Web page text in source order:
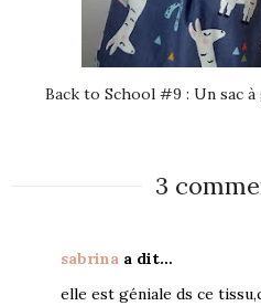
Back to School #9 : Un sac
3
sabrina a dit…
elle est géniale ds ce